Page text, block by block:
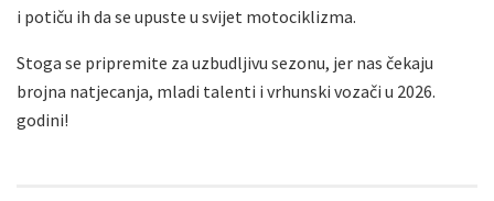
i potiču ih da se upuste u svijet motociklizma.
Stoga se pripremite za uzbudljivu sezonu, jer nas čekaju
brojna natjecanja, mladi talenti i vrhunski vozači u 2026.
godini!